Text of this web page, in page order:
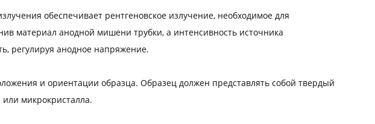
обеспечивает рентгеновское излучение, необходимое для
материал анодной мишени трубки, а интенсивность источника
регулируя анодное напряжение.
и ориентации образца. Образец должен представлять собой твердый
микрокристалла.